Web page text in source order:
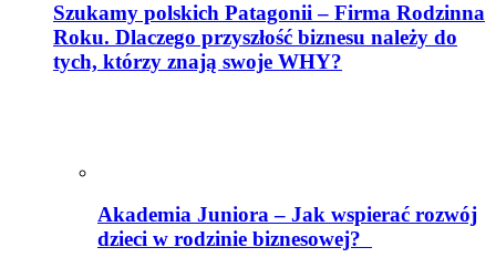
Szukamy polskich Patagonii – Firma Rodzinna
Roku. Dlaczego przyszłość biznesu należy do
tych, którzy znają swoje WHY?
Akademia Juniora – Jak wspierać rozwój
dzieci w rodzinie biznesowej?